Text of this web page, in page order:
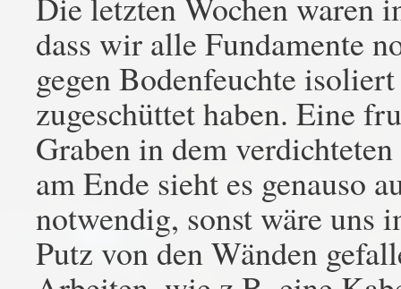
dass wir alle Fundamente
gegen Bodenfeuchte
zugeschüttet haben. Eine
Graben in dem
am Ende sieht es genauso
notwendig, sonst wäre uns
Putz von den Wänden